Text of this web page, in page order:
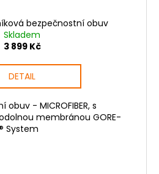
bezpečnostní obuv
Skladem
3 899 Kč
DETAIL
- MICROFIBER, s
membránou GORE-
System